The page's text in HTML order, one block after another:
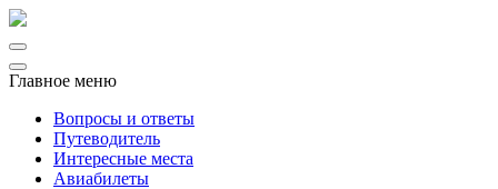
Главное меню
Вопросы и ответы
Путеводитель
Интересные места
Авиабилеты